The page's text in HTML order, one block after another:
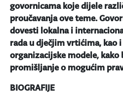
govornicama koje dijele
proučavanja ove teme.
dovesti lokalna i
rada u dječjim vrtićima, kao
organizacijske modele,
promišljanje o mogućim
BIOGRAFIJE